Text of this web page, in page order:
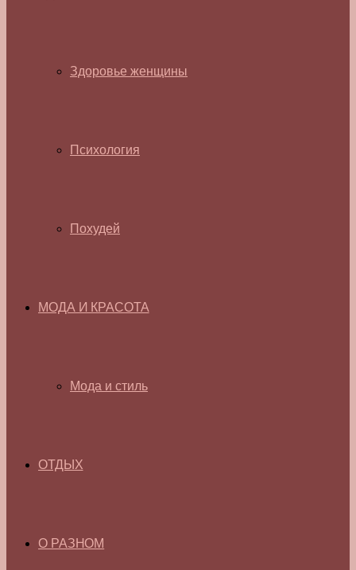
Здоровье женщины
Психология
Похудей
МОДА И КРАСОТА
Мода и стиль
ОТДЫХ
О РАЗНОМ